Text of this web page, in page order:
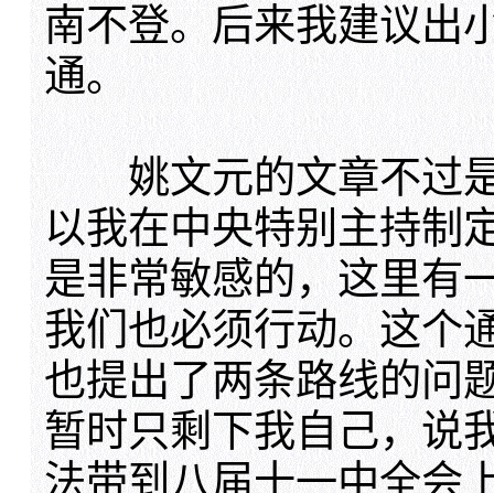
南不登。后来我建议出
通。
姚文元的文章不过是
以我在中央特别主持制
是非常敏感的，这里有
我们也必须行动。这个
也提出了两条路线的问
暂时只剩下我自己，说
法带到八届十一中全会